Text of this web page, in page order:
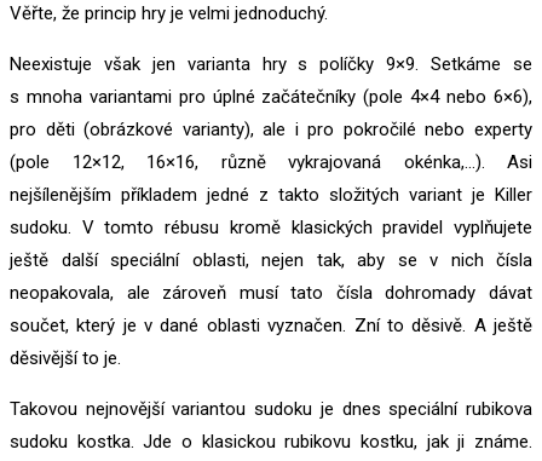
Věřte, že princip hry je velmi jednoduchý.
Neexistuje však jen varianta hry s políčky 9×9. Setkáme se
s mnoha variantami pro úplné začátečníky (pole 4×4 nebo 6×6),
pro děti (obrázkové varianty), ale i pro pokročilé nebo experty
(pole 12×12, 16×16, různě vykrajovaná okénka,…). Asi
nejšílenějším příkladem jedné z takto složitých variant je Killer
sudoku. V tomto rébusu kromě klasických pravidel vyplňujete
ještě další speciální oblasti, nejen tak, aby se v nich čísla
neopakovala, ale zároveň musí tato čísla dohromady dávat
součet, který je v dané oblasti vyznačen. Zní to děsivě. A ještě
děsivější to je.
Takovou nejnovější variantou sudoku je dnes speciální rubikova
sudoku kostka. Jde o klasickou rubikovu kostku, jak ji známe.